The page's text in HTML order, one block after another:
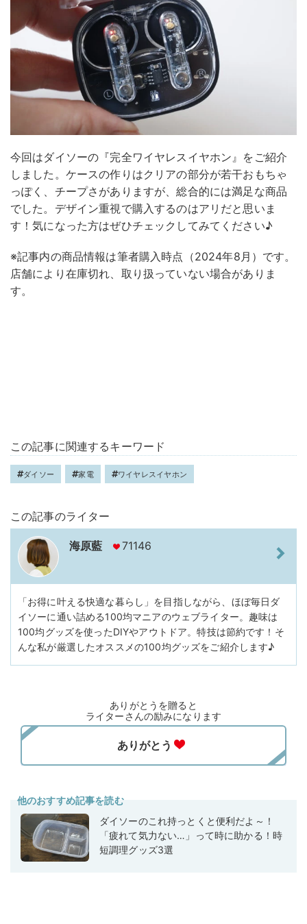
今回はダイソーの『完全ワイヤレスイヤホン』をご紹介
しました。ケースの作りはクリアの部分が若干おもちゃ
っぽく、チープさがありますが、総合的には満足な商品
でした。デザイン重視で購入するのはアリだと思いま
す！気になった方はぜひチェックしてみてください♪
※記事内の商品情報は筆者購入時点（2024年8月）です。
店舗により在庫切れ、取り扱っていない場合がありま
す。
この記事に関連するキーワード
ダイソー 家電 ワイヤレスイヤホン
この記事のライター
海原藍 71146
「お得に叶える快適な暮らし」を目指しながら、ほぼ毎日ダ
イソーに通い詰める100均マニアのウェブライター。趣味は
100均グッズを使ったDIYやアウトドア。特技は節約です！そ
んな私が厳選したオススメの100均グッズをご紹介します♪
ありがとうを贈ると
ライターさんの励みになります
他のおすすめ記事を読む
ダイソーのこれ持っとくと便利だよ～！
「疲れて気力ない…」って時に助かる！時
短調理グッズ3選